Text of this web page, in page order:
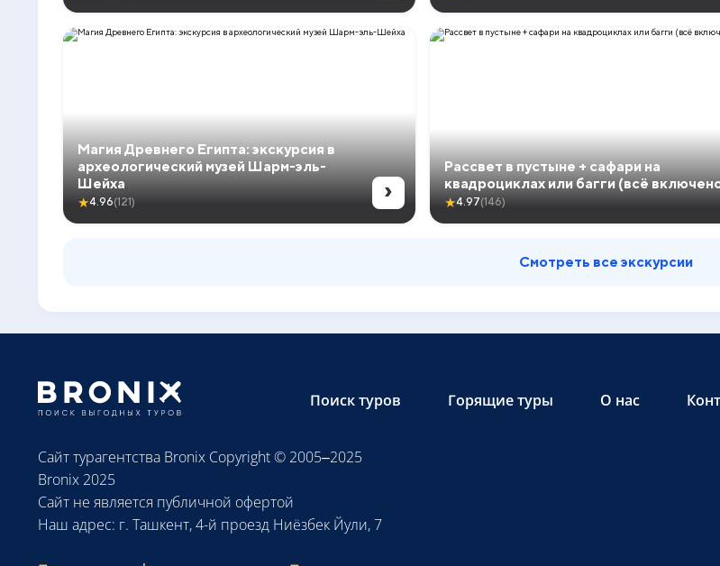
Магия Древнего Египта: экскурсия в
археологический музей Шарм-эль-
Шейха
★4.96(121) ›
Рассвет в пустыне + сафари на
квадроциклах или багги (всё
★4.97(146)
Смотреть все экскурсии
Поиск туров Горящие туры О нас
Сайт турагентства Bronix Copyright © 2005–2025
Bronix 2025
Сайт не является публичной офертой
Наш адрес: г. Ташкент, 4-й проезд Ниёзбек Йули, 7